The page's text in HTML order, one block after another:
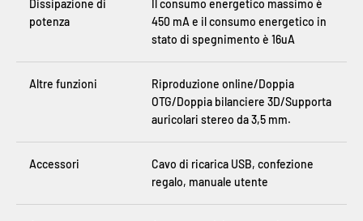
Dissipazione di
potenza
Il consumo energetico massimo è
450 mA e il consumo energetico in
stato di spegnimento è 16uA
Altre funzioni
Riproduzione online/Doppia
OTG/Doppia bilanciere 3D/Supporta
auricolari stereo da 3,5 mm.
Accessori
Cavo di ricarica USB, confezione
regalo, manuale utente